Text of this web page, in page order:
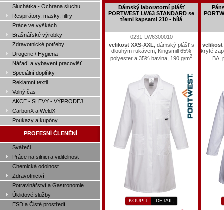
Sluchátka - Ochrana sluchu
Respirátory, masky, filtry
Práce ve výškách
Brašnářské výrobky
Zdravotnické potřeby
Drogerie / Hygiena
Nářadí a vybavení pracovišť
Speciální doplňky
Reklamní textil
Volný čas
AKCE - SLEVY - VÝPRODEJ
CarbonX a WeldX
Poukazy a kupóny
PROFESNÍ ČLENĚNÍ
Svářeči
Práce na silnici a viditelnost
Chemická odolnost
Zdravotnictví
Potravinářství a Gastronomie
Úklidové služby
ESD a Čisté prostředí
Dámský laboratorní plášť
PORTWEST LW63 STANDARD se
třemi kapsami 210 - bílá
0231-LW6300010
velikost XXS-XXL , dámský plášť s
dlouhým rukávem, Kingsmill 65%
polyester a 35% bavlna, 190 g/m2
KOUPIT DETAIL
velikost
kryté
BA,